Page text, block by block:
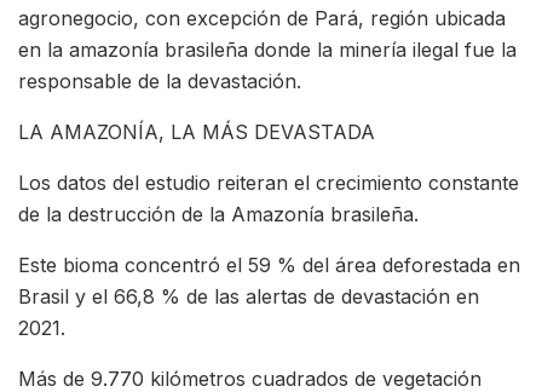
agronegocio, con excepción de Pará, región ubicada
en la amazonía brasileña donde la minería ilegal fue la
responsable de la devastación.
LA AMAZONÍA, LA MÁS DEVASTADA
Los datos del estudio reiteran el crecimiento constante
de la destrucción de la Amazonía brasileña.
Este bioma concentró el 59 % del área deforestada en
Brasil y el 66,8 % de las alertas de devastación en
2021.
Más de 9.770 kilómetros cuadrados de vegetación